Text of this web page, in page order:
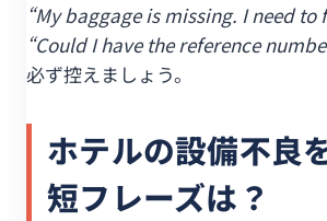
“My baggage is missing. I need to
“Could I have the reference
必ず控えましょう。
ホテルの設備不良
短フレーズは？